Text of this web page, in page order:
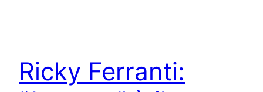
Ricky Ferranti: